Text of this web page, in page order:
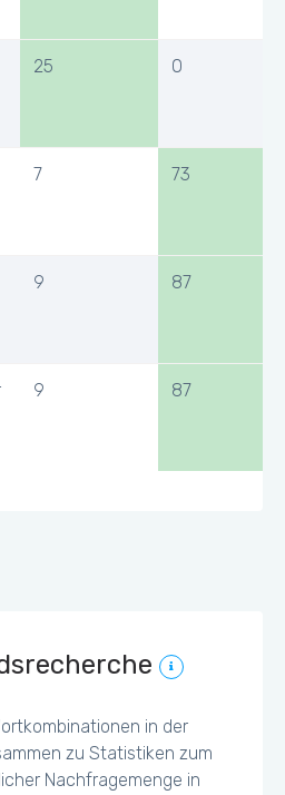
25 0
7 73
9 87
9 87
in der
zu Statistiken zum
Nachfragemenge in